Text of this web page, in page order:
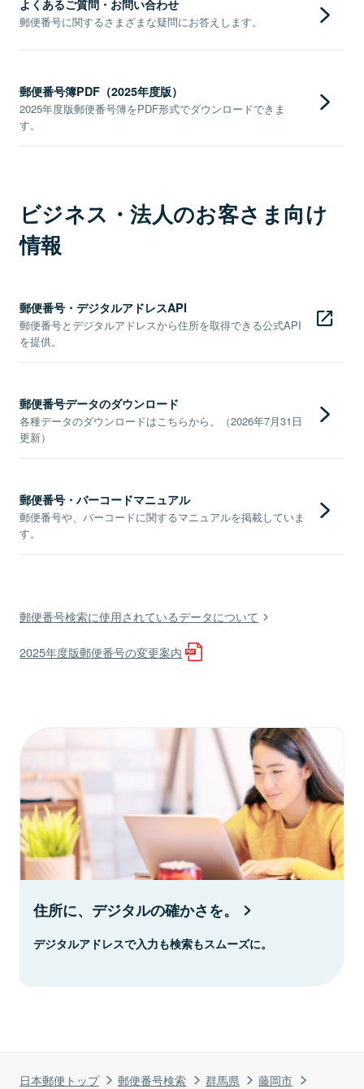
日本郵便トップ 郵便番号検索 群馬県
藤岡市
よくあるご質問・お問い合わせ
郵便番号に関するさまざまな疑問にお答えします。
郵便番号簿PDF（2025年度版）
2025年度版郵便番号簿をPDF形式でダウンロードできま
す。
ビジネス・法人のお客さま向け
情報
郵便番号・デジタルアドレスAPI
郵便番号とデジタルアドレスから住所を取得できる公式API
を提供。
郵便番号データのダウンロード
各種データのダウンロードはこちらから。（2026年7月31日
更新）
郵便番号・バーコードマニュアル
郵便番号や、バーコードに関するマニュアルを掲載していま
す。
郵便番号検索に使用されているデータについて
2025年度版郵便番号の変更案内
住所に、デジタルの確かさを。
デジタルアドレスで入力も検索もスムーズに。